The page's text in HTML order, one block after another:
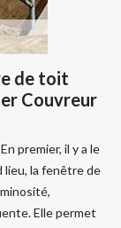
de toit
Couvreur
premier, il y a le
la fenêtre de
Elle permet